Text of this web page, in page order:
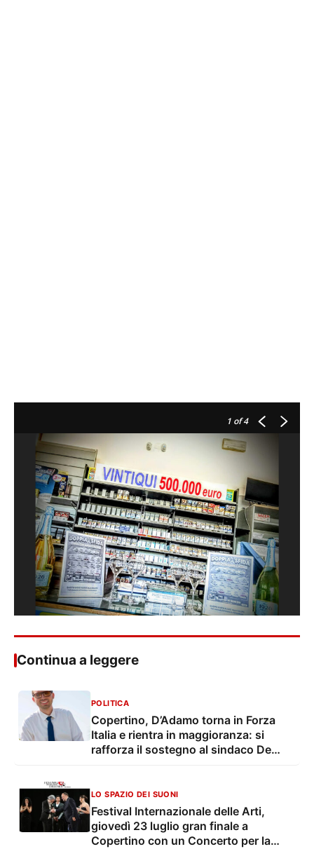
1 of 4
Continua a leggere
POLITICA
Copertino, D’Adamo torna in Forza
Italia e rientra in maggioranza: si
rafforza il sostegno al sindaco De
LO SPAZIO DEI SUONI
Festival Internazionale delle Arti,
giovedì 23 luglio gran finale a
Copertino con un Concerto per la